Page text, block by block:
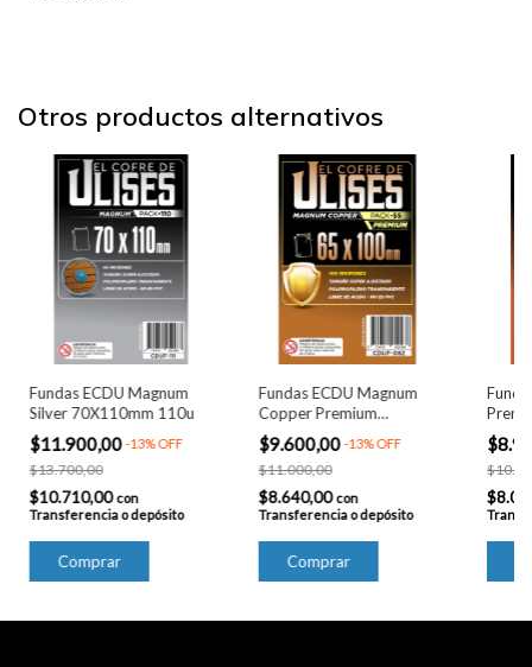
Otros productos alternativos
Fundas ECDU Magnum
Silver 70X110mm 110u
$11.900,00-13%OFF
$13.700,00
$10.710,00con
Transferencia o depósito
Fundas ECDU Magnum
Copper Premium
65X100mm 55u
$9.600,00-13%OFF
$11.000,00
$8.640,00con
Transferencia o depósito